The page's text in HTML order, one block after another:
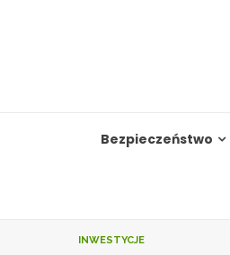
Bezpieczeństwo
INWESTYCJE